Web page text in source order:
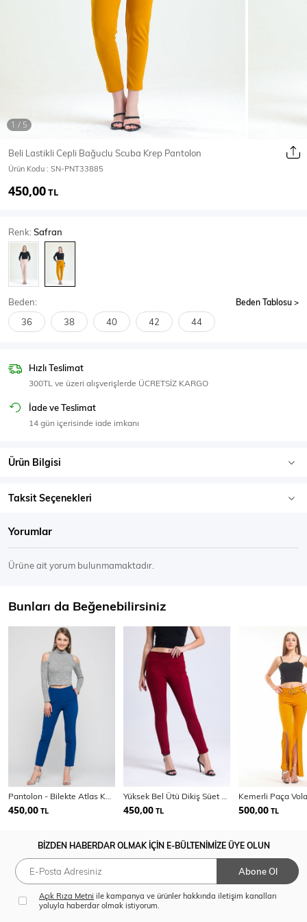
Mont & Kaban
T-Shirt
Body
SPOR GİYİM
Eşofman Üstü
Beli Lastikli Cepli Bağuclu Scuba Krep Pantolon
Ürün Kodu : SN-PNT33885
450,00TL
Renk:Safran
Beden: Beden Tablosu
36 38 40 42 44
Hızlı Teslimat
300TL ve üzeri alışverişlerde ÜCRETSİZ KARGO
İade ve Teslimat
14 gün içerisinde iade imkanı
Ürün Bilgisi
Taksit Seçenekleri
Yorumlar
Ürüne ait yorum bulunmamaktadır.
Bunları da Beğenebilirsiniz
450,00 TL 450,00 TL 500,00 TL
BİZDEN HABERDAR OLMAK İÇİN E-BÜLTENİMİZE ÜYE OLUN
Abone Ol
Açık Rıza Metni ile kampanya ve ürünler hakkında iletişim kanalları
yoluyla haberdar olmak istiyorum.